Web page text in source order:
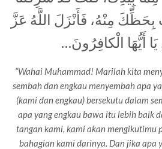
مِنْهُ، فَأَنْزَلَ اللَّهُ عَزَّ
أَيُّهَا الْكافِرُونَ…
“Wahai Muhammad! Marilah kita
sembah dan engkau menyembah apa
(kami dan engkau) bersekutu dalam
apa yang engkau bawa itu lebih baik
tangan kami, kami akan mengikutimu
bahagian kami darinya. Dan jika apa